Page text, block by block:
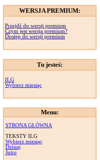
WERSJA PREMIUM:
Przejdź do wersji premium
Czym jest wersja premium?
Dostęp do wersji premium
Tu jesteś:
ILG
Wybierz miesiąc
Menu:
STRONA GŁÓWNA
TEKSTY ILG
Wybierz miesiąc
Dzisiaj
Jutro